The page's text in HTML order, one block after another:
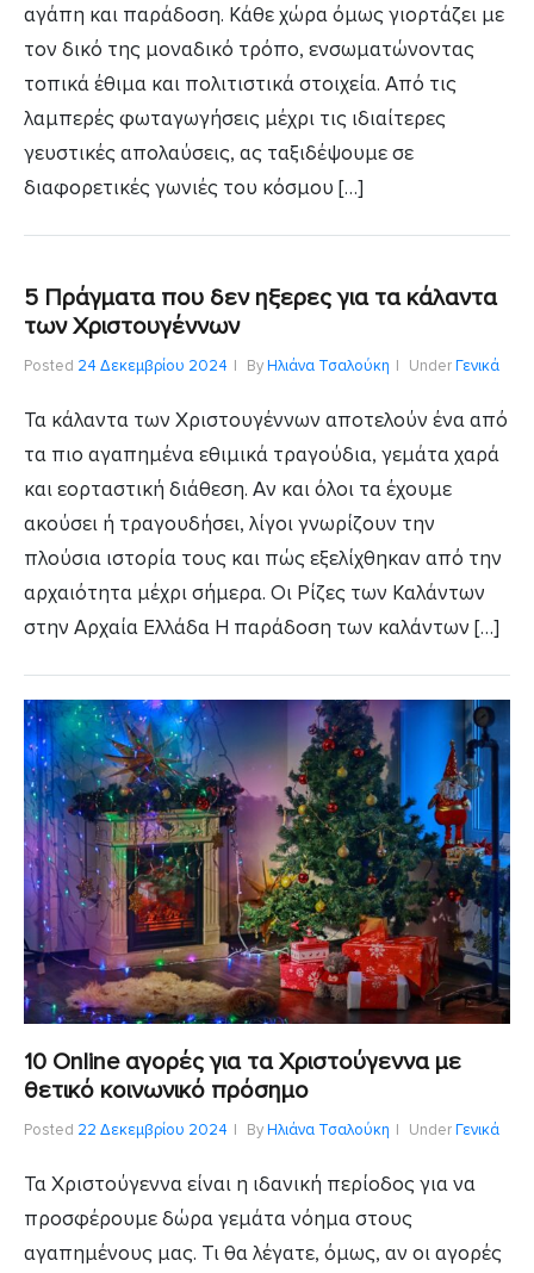
αγάπη και παράδοση. Κάθε χώρα όμως γιορτάζει με
τον δικό της μοναδικό τρόπο, ενσωματώνοντας
τοπικά έθιμα και πολιτιστικά στοιχεία. Από τις
λαμπερές φωταγωγήσεις μέχρι τις ιδιαίτερες
γευστικές απολαύσεις, ας ταξιδέψουμε σε
διαφορετικές γωνιές του κόσμου […]
5 Πράγματα που δεν ηξερες για τα κάλαντα
των Χριστουγέννων
Posted 24 Δεκεμβρίου 2024 ByΗλιάνα Τσαλούκη UnderΓενικά
Τα κάλαντα των Χριστουγέννων αποτελούν ένα από
τα πιο αγαπημένα εθιμικά τραγούδια, γεμάτα χαρά
και εορταστική διάθεση. Αν και όλοι τα έχουμε
ακούσει ή τραγουδήσει, λίγοι γνωρίζουν την
πλούσια ιστορία τους και πώς εξελίχθηκαν από την
αρχαιότητα μέχρι σήμερα. Οι Ρίζες των Καλάντων
στην Αρχαία Ελλάδα Η παράδοση των καλάντων […]
10 Online αγορές για τα Χριστούγεννα με
θετικό κοινωνικό πρόσημο
Posted 22 Δεκεμβρίου 2024 ByΗλιάνα Τσαλούκη UnderΓενικά
Τα Χριστούγεννα είναι η ιδανική περίοδος για να
προσφέρουμε δώρα γεμάτα νόημα στους
αγαπημένους μας. Τι θα λέγατε, όμως, αν οι αγορές